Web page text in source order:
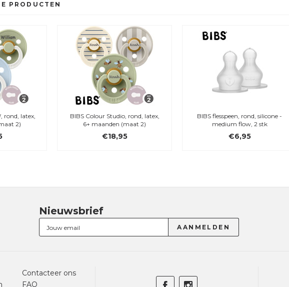
PRODUCTEN
rond, latex,
2)
BIBS Colour Studio, rond, latex,
6+ maanden (maat 2)
€18,95
BIBS flesspeen, rond, silicone -
medium flow, 2 stk
€6,95
Nieuwsbrief
Contacteer ons
FAQ